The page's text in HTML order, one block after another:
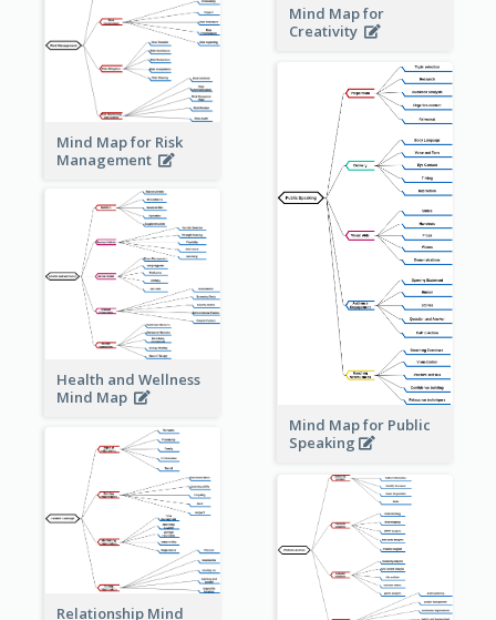
Mind Map for
Creativity
Mind Map for Risk
Management
Mind Map for Public
Speaking
Health and Wellness
Mind Map
Relationship Mind